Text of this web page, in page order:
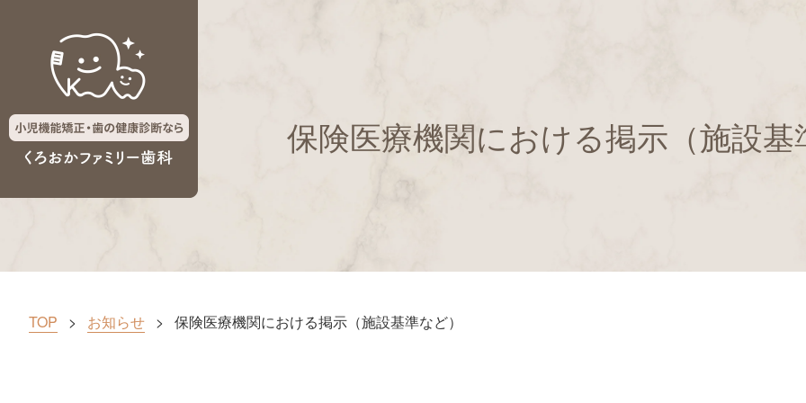
保険医療機関における掲示（施設
TOP お知らせ 保険医療機関における掲示（施設基準など）